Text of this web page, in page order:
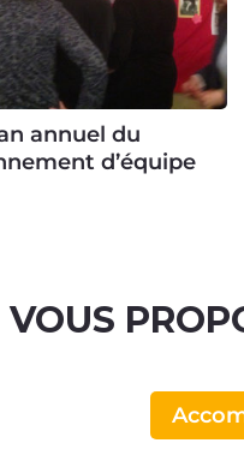
annuel du
d’équipe
VOUS